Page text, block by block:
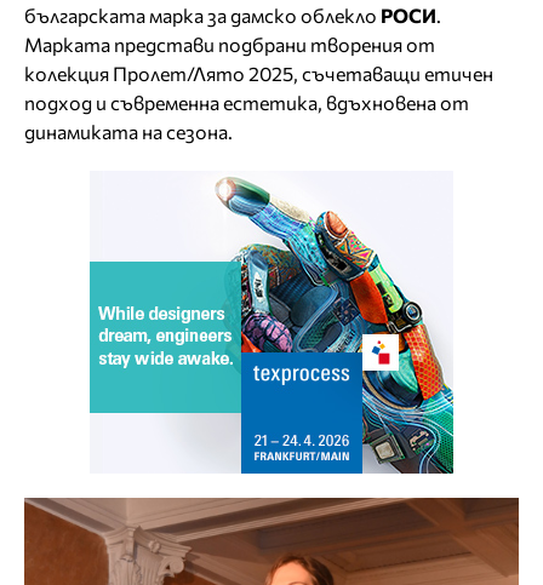
българската марка за дамско облекло РОСИ.
Марката представи подбрани творения от
колекция Пролет/Лято 2025, съчетаващи етичен
подход и съвременна естетика, вдъхновена от
динамиката на сезона.